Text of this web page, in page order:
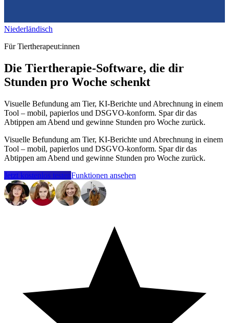
Niederländisch
Für Tiertherapeut:innen
Die Tiertherapie-Software, die dir
Stunden pro Woche schenkt
Visuelle Befundung am Tier, KI-Berichte und Abrechnung in einem
Tool – mobil, papierlos und DSGVO-konform. Spar dir das
Abtippen am Abend und gewinne Stunden pro Woche zurück.
Visuelle Befundung am Tier, KI-Berichte und Abrechnung in einem
Tool – mobil, papierlos und DSGVO-konform. Spar dir das
Abtippen am Abend und gewinne Stunden pro Woche zurück.
Jetzt kostenlos testenFunktionen ansehen